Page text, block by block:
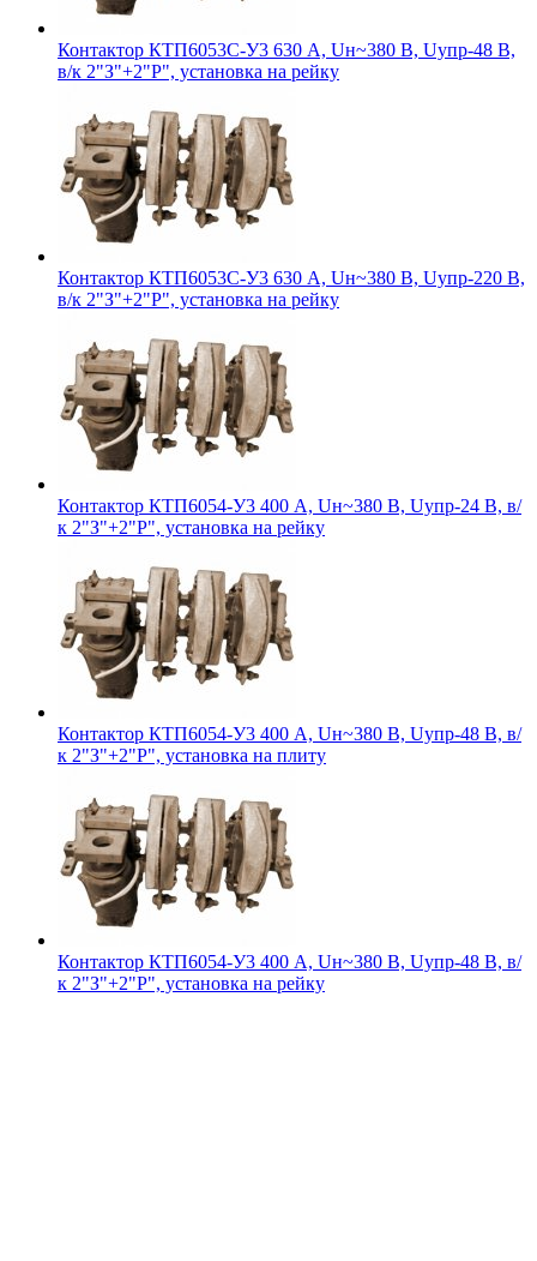
Контактор КТП6053С-У3 630 А, Uн~380 В, Uупр-48 В,
в/к 2"З"+2"Р", установка на рейку
Контактор КТП6053С-У3 630 А, Uн~380 В, Uупр-220 В,
в/к 2"З"+2"Р", установка на рейку
Контактор КТП6054-У3 400 А, Uн~380 В, Uупр-24 В, в/
к 2"З"+2"Р", установка на рейку
Контактор КТП6054-У3 400 А, Uн~380 В, Uупр-48 В, в/
к 2"З"+2"Р", установка на плиту
Контактор КТП6054-У3 400 А, Uн~380 В, Uупр-48 В, в/
к 2"З"+2"Р", установка на рейку